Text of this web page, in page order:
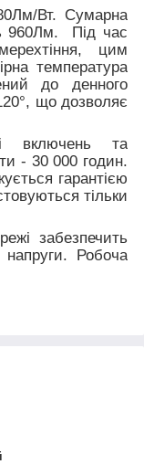
Вт. Сумарна
960Лм. Під час
цим
температура
до денного
, що дозволяє
включень та
- 30 000 годин.
гарантією
тільки
забезпечить
Робоча